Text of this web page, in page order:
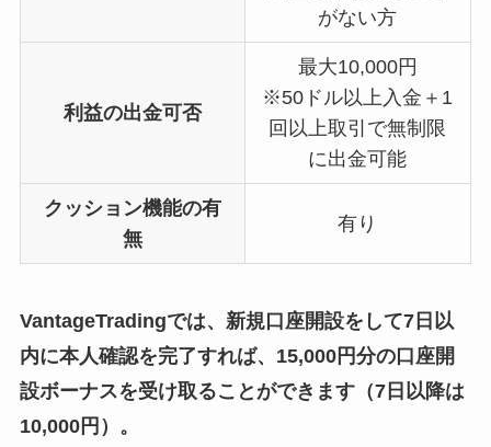
がない方
利益の出金可否
最大10,000円
※50ドル以上入金＋1
回以上取引で無制限
に出金可能
クッション機能の有
無
有り
VantageTradingでは、新規口座開設をして7日以
内に本人確認を完了すれば、15,000円分の口座開
設ボーナスを受け取ることができます（7日以降は
10,000円）。